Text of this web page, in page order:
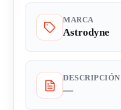
MARCA
Astrodyne
DESCRIPCIÓN
—